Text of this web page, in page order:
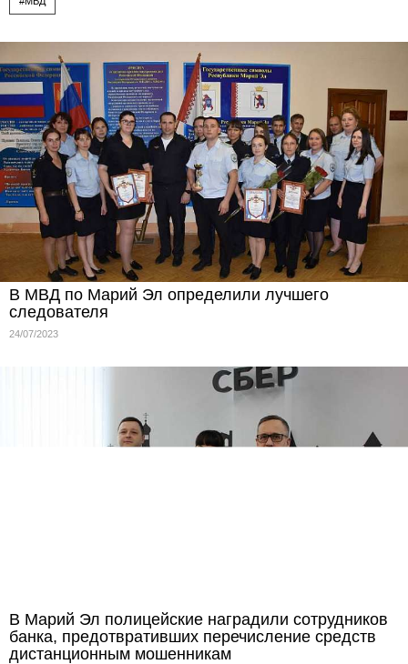
В МВД по Марий Эл определили лучшего
следователя
24/07/2023
В Марий Эл полицейские наградили сотрудников
банка, предотвративших перечисление средств
дистанционным мошенникам